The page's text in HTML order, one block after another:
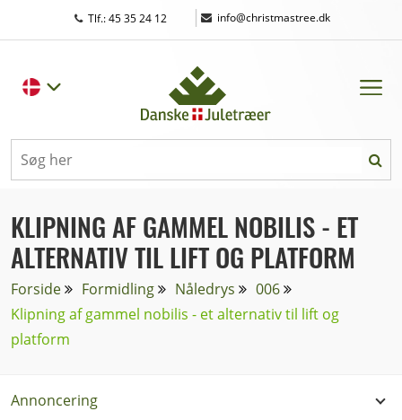
Tlf.: 45 35 24 12 | info@christmastree.dk
KLIPNING AF GAMMEL NOBILIS - ET
ALTERNATIV TIL LIFT OG PLATFORM
Forside Formidling Nåledrys
006
Klipning af gammel nobilis - et alternativ til lift og
platform
Annoncering